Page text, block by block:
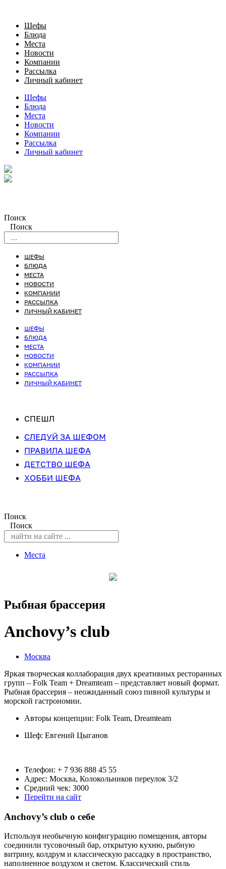
Шефы
Блюда
Места
Новости
Компании
Рассылка
Личный кабинет
Шефы
Блюда
Места
Новости
Компании
Рассылка
Личный кабинет
Поиск
Поиск
ШЕФЫ
БЛЮДА
МЕСТА
НОВОСТИ
КОМПАНИИ
РАССЫЛКА
ЛИЧНЫЙ КАБИНЕТ
ШЕФЫ
БЛЮДА
МЕСТА
НОВОСТИ
КОМПАНИИ
РАССЫЛКА
ЛИЧНЫЙ КАБИНЕТ
СПЕШЛ
СЛЕДУЙ ЗА ШЕФОМ
ПРАВИЛА ШЕФА
ДЕТСТВО ШЕФА
ХОББИ ШЕФА
Поиск
Поиск
Места
Рыбная брассерия
Anchovy’s club
Москва
Яркая творческая коллаборация двух креативных ресторанных
групп – Folk Team + Dreamteam – представляет новый формат.
Рыбная брассерия – неожиданный союз пивной культуры и
морской гастрономии.
Авторы концепции: Folk Team, Dreamteam
Шеф: Евгений Цыганов
Телефон: + 7 936 888 45 55
Адрес: Москва, Колокольников переулок 3/2
Средний чек: 3000
Перейти на сайт
Anchovy’s club о себе
Используя необычную конфигурацию помещения, авторы
соединили тусовочный бар, открытую кухню, рыбную
витрину, колдрум и классическую рассадку в пространство,
наполненное воздухом и светом. Классический стиль